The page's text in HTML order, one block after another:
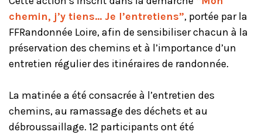
chemin, j’y tiens… Je l’entretiens”, portée par la
FFRandonnée Loire, afin de sensibiliser chacun à la
préservation des chemins et à l’importance d’un
entretien régulier des itinéraires de randonnée.
La matinée a été consacrée à l’entretien des
chemins, au ramassage des déchets et au
débroussaillage. 12 participants ont été